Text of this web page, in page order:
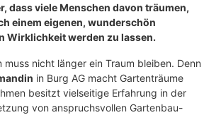
dass viele Menschen davon träumen,
einem eigenen, wunderschön
Wirklichkeit werden zu lassen.
muss nicht länger ein Traum bleiben. Denn
in Burg AG macht Gartenträume
besitzt vielseitige Erfahrung in der
von anspruchsvollen Gartenbau-